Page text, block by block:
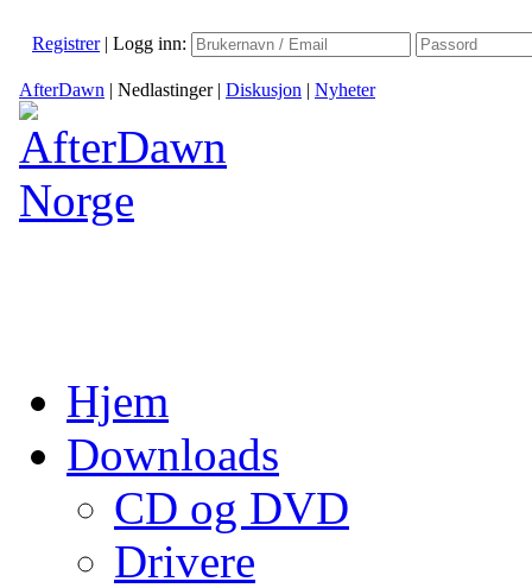
Registrer| Logg inn:
AfterDawn | Nedlastinger| Diskusjon | Nyheter
Hjem
Downloads
CD og DVD
Drivere